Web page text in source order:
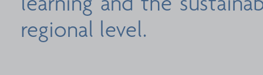
regional level.